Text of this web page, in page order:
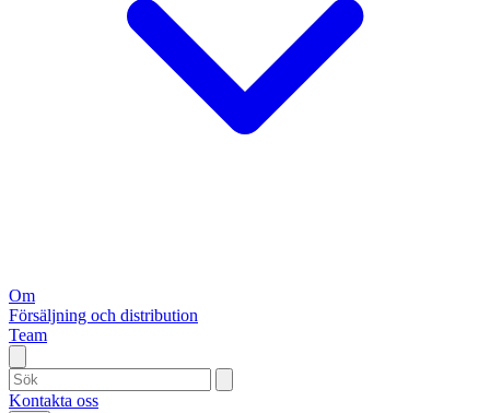
Om
Försäljning och distribution
Team
Kontakta oss